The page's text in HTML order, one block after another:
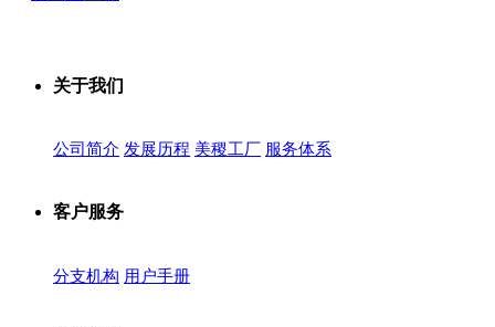
关于我们
公司简介 发展历程 美稷工厂 服务体系
客户服务
分支机构 用户手册